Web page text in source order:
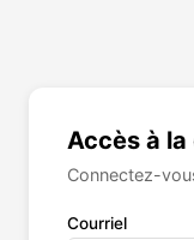
Accès à
Connectez-
Courriel